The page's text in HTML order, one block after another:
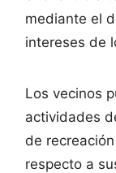
mediante el
intereses de
Los vecinos
actividades
de
respecto a